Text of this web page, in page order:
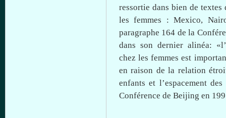
ressortie dans bien de textes
les femmes : Mexico,
paragraphe 164 de la
dans son dernieralinéa: «
chez les femmesest
en raison de la relation
enfants et l’espacementdes
Conférence de Beijing en